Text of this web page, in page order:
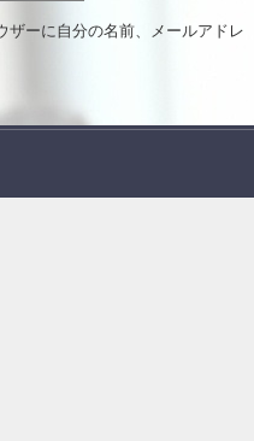
ザーに自分の名前、メールアドレ